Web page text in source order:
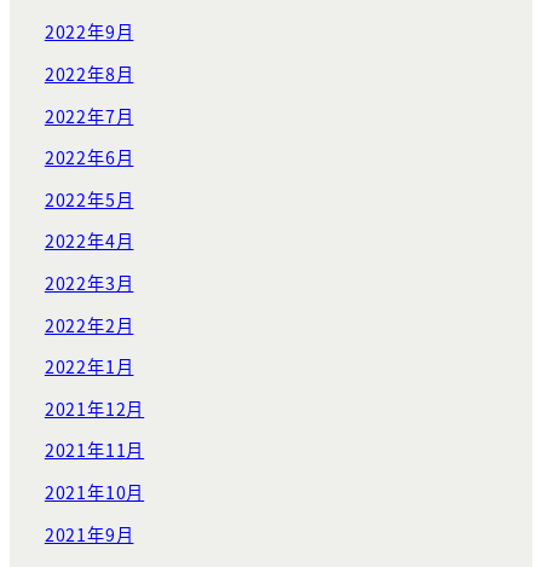
2022年9月
2022年8月
2022年7月
2022年6月
2022年5月
2022年4月
2022年3月
2022年2月
2022年1月
2021年12月
2021年11月
2021年10月
2021年9月